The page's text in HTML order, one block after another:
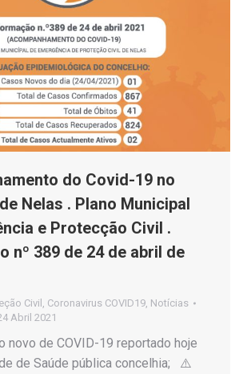
do Covid-19 no
Nelas . Plano Municipal
e Protecção Civil .
nº 389 de 24 de abril de
Civil Coronavirus COVID19 Notícias
Abril 2021
novo de COVID-19 reportado hoje
de Saúde pública concelhia; ⚠️